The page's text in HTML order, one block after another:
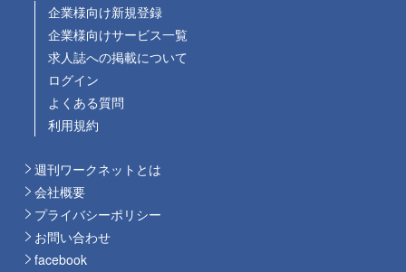
企業様向け新規登録
企業様向けサービス一覧
求人誌への掲載について
ログイン
よくある質問
利用規約
週刊ワークネットとは
会社概要
プライバシーポリシー
お問い合わせ
facebook